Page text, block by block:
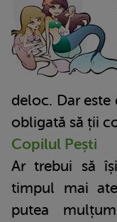
deloc. Dar este
obligată să ții
Copilul Pești
Ar trebui să
timpul mai
putea